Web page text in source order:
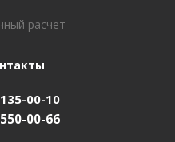
расчет
00-10
00-66